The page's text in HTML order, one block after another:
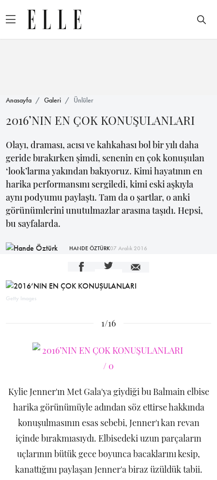
Anasayfa Galeri Ünlüler
2016’NIN EN ÇOK KONUŞULANLARI
Olayı, draması, acısı ve kahkahası bol bir yılı daha
geride bırakırken şimdi, senenin en çok konuşulan
‘look’larına yakından bakıyoruz. Kimi hayatının en
harika performansını sergiledi, kimi eski aşkıyla
aynı podyumu paylaştı. Tam da o şartlar, o anki
görünümlerini unutulmazlar arasına taşıdı. Hepsi,
bu sayfalarda.
HANDE ÖZTÜRK07 Aralık 2016
Getty Images
1/16
Kylie Jenner'ın Met Gala'ya giydiği bu Balmain elbise
harika görünümüyle adından söz ettirse hakkında
konuşulmasının esas sebebi, Jenner'ı kan revan
içinde bırakmıasıydı. Elbisedeki uzun parçaların
uçlarının bütük gece boyunca bacaklarını kesip,
kanattığını paylaşan Jenner'a biraz üzüldük tabii.